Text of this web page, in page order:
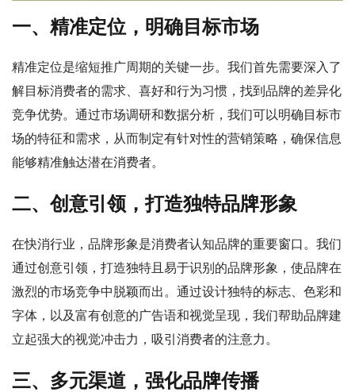
一、精准定位，明确目标市场
精准定位是缩短推广周期的关键一步。我们首先需要深入了
解目标消费者的需求、喜好和行为习惯，找到品牌的差异化
竞争优势。通过市场调研和数据分析，我们可以明确目标市
场的特征和需求，从而制定有针对性的营销策略，确保信息
能够精准触达潜在消费者。
二、创意引领，打造独特品牌形象
在快消行业，品牌形象是消费者认知品牌的重要窗口。我们
通过创意引领，打造独特且易于识别的品牌形象，使品牌在
激烈的市场竞争中脱颖而出。通过设计独特的标志、色彩和
字体，以及富有创意的广告语和视觉呈现，我们帮助品牌建
立起强大的视觉冲击力，吸引消费者的注意力。
三、多元渠道，强化品牌传播